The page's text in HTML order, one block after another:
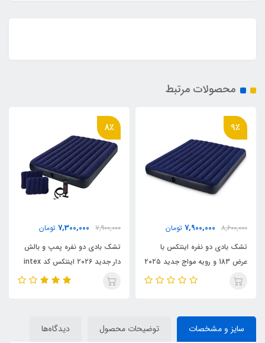
محصولات مرتبط
7,900,000
7,300,000
تشک بادی دو نفره پمپ و بالش
دار جدید ۲۰۲۶ اینتکس کد intex
6,500,000
5,500,000
تشک بادی دو نفره اینتکس جدید
۲۰۲۵ با رویه جیر کد intex 6۴759
سایز و مشخصات توضیحات محصول دیدگاه‌ها